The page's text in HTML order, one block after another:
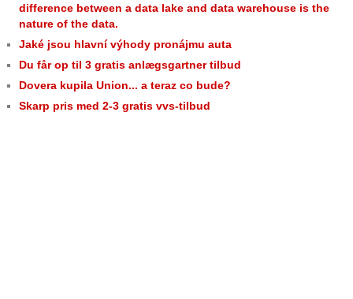
difference between a data lake and data warehouse is the
nature of the data.
Jaké jsou hlavní výhody pronájmu auta
Du får op til 3 gratis anlægsgartner tilbud
Dovera kupila Union... a teraz co bude?
Skarp pris med 2-3 gratis vvs-tilbud